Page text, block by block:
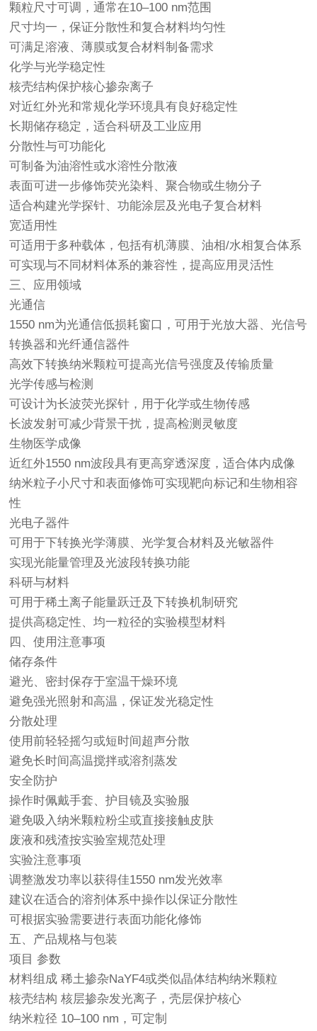
颗粒尺寸可调，通常在10–100 nm范围
尺寸均一，保证分散性和复合材料均匀性
可满足溶液、薄膜或复合材料制备需求
化学与光学稳定性
核壳结构保护核心掺杂离子
对近红外光和常规化学环境具有良好稳定性
长期储存稳定，适合科研及工业应用
分散性与可功能化
可制备为油溶性或水溶性分散液
表面可进一步修饰荧光染料、聚合物或生物分子
适合构建光学探针、功能涂层及光电子复合材料
宽适用性
可适用于多种载体，包括有机薄膜、油相/水相复合体系
可实现与不同材料体系的兼容性，提高应用灵活性
三、应用领域
光通信
1550 nm为光通信低损耗窗口，可用于光放大器、光信号
转换器和光纤通信器件
高效下转换纳米颗粒可提高光信号强度及传输质量
光学传感与检测
可设计为长波荧光探针，用于化学或生物传感
长波发射可减少背景干扰，提高检测灵敏度
生物医学成像
近红外1550 nm波段具有更高穿透深度，适合体内成像
纳米粒子小尺寸和表面修饰可实现靶向标记和生物相容
性
光电子器件
可用于下转换光学薄膜、光学复合材料及光敏器件
实现光能量管理及光波段转换功能
科研与材料
可用于稀土离子能量跃迁及下转换机制研究
提供高稳定性、均一粒径的实验模型材料
四、使用注意事项
储存条件
避光、密封保存于室温干燥环境
避免强光照射和高温，保证发光稳定性
分散处理
使用前轻轻摇匀或短时间超声分散
避免长时间高温搅拌或溶剂蒸发
安全防护
操作时佩戴手套、护目镜及实验服
避免吸入纳米颗粒粉尘或直接接触皮肤
废液和残渣按实验室规范处理
实验注意事项
调整激发功率以获得佳1550 nm发光效率
建议在适合的溶剂体系中操作以保证分散性
可根据实验需要进行表面功能化修饰
五、产品规格与包装
项目 参数
材料组成 稀土掺杂NaYF4或类似晶体结构纳米颗粒
核壳结构 核层掺杂发光离子，壳层保护核心
纳米粒径 10–100 nm，可定制